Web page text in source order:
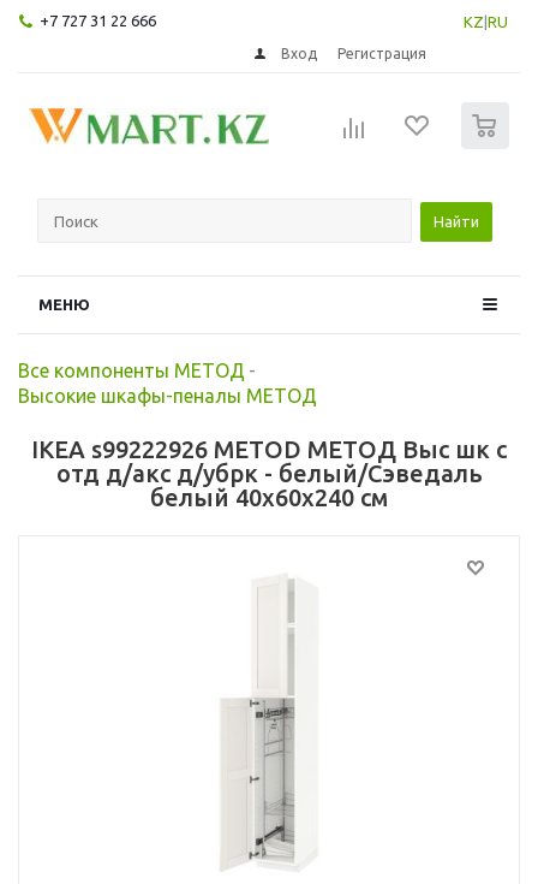
+7 727 31 22 666 KZ RU
Вход Регистрация
Найти
МЕНЮ
Все компоненты МЕТОД -
Высокие шкафы-пеналы МЕТОД
IKEA s99222926 METOD МЕТОД Выс шк с
отд д/акс д/убрк - белый/Сэведаль
белый 40x60x240 см